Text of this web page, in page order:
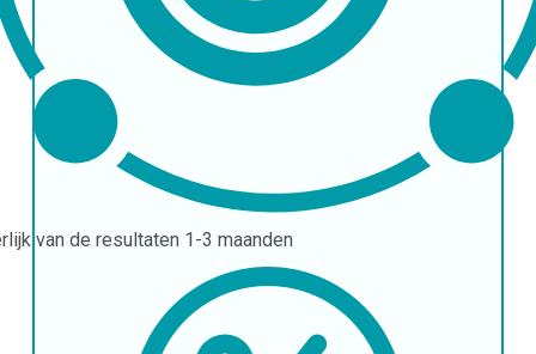
van de resultaten 1-3 maanden